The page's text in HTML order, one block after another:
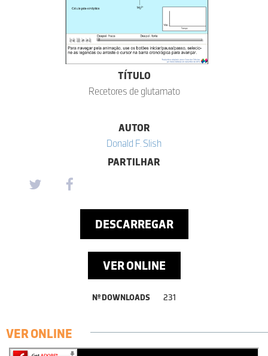
TÍTULO
Recetores de glutamato
AUTOR
Donald F. Slish
PARTILHAR
DESCARREGAR
VER ONLINE
Nº DOWNLOADS 231
VER ONLINE